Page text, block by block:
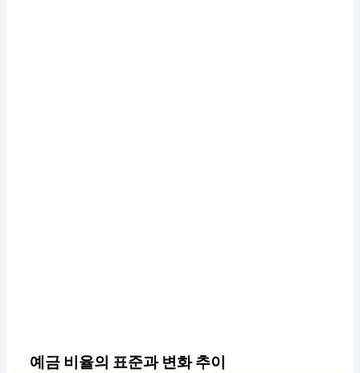
예금 비율의 표준과 변화 추이